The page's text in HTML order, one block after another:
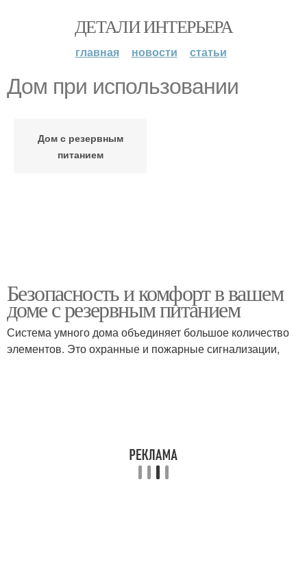
ДЕТАЛИ ИНТЕРЬЕРА
главная новости статьи
Дом при использовании
Дом с резервным
питанием
Безопасность и комфорт в вашем
доме с резервным питанием
Система умного дома объединяет большое количество
элементов. Это охранные и пожарные сигнализации,